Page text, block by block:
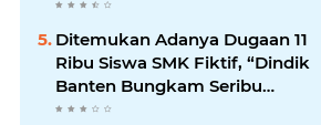
Ditemukan Adanya Dugaan 11
Ribu Siswa SMK Fiktif, “Dindik
Banten Bungkam Seribu
Bahasa”